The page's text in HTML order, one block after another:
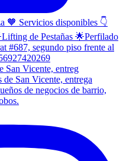
Vicente, entreg